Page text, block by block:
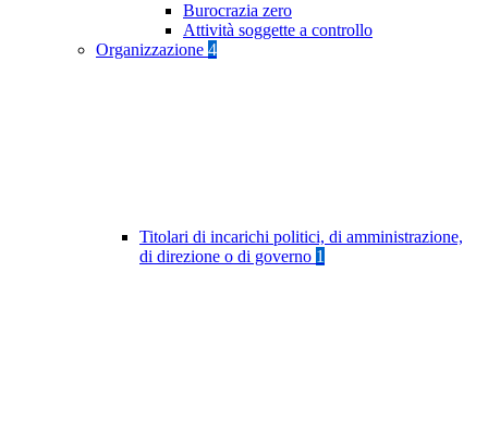
Burocrazia zero
Attività soggette a controllo
Organizzazione 4
Titolari di incarichi politici, di amministrazione,
di direzione o di governo 1